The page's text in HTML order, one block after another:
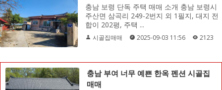
충남 보령 단독 주택 매매 소개 충남 보령시
주산면 삼곡리 249-2번지 외 1필지, 대지 전
합이 202평, 주택 ...
시골집매매 2025-09-03 11:56 2123
충남 부여 너무 예쁜 한옥 펜션 시골집
매매